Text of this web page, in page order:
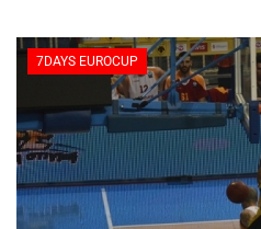
7DAYS EUROCUP